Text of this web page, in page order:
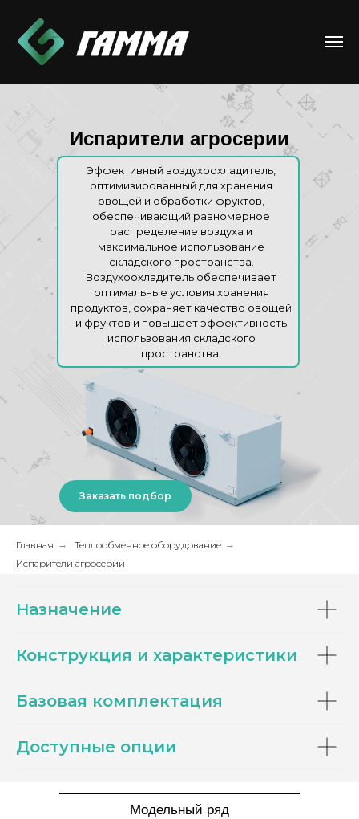
Эффективный воздухоохладитель,
оптимизированный для хранения
овощей и обработки фруктов,
обеспечивающий равномерное
распределение воздуха и
максимальное использование
складского пространства.
Воздухоохладитель обеспечивает
оптимальные условия хранения
продуктов, сохраняет качество овощей
и фруктов и повышает эффективность
использования складского
пространства.
Испарители агросерии
Заказать подбор
Главная → Теплообменное оборудование →
Испарители агросерии
Назначение
Конструкция и характеристики
Базовая комплектация
Доступные опции
Модельный ряд